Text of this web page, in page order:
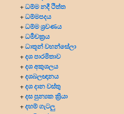
+ධම්ම නදී ථිත්ත
+ධම්මපදය
+ධම්ම ශ්‍රවණය
+ධර්‍මචක්‍රය
+ධාතූන් වහන්සේලා
+දශ පාරමිතාව
+දශ අකුශලය
+දශබලඥානය
+දශ දාන වස්තු
+දස පුන්‍යක ක්‍රියා
+දහම් ගැටලු